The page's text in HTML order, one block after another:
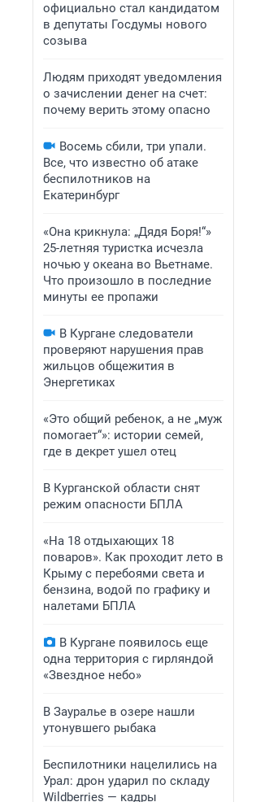
официально стал кандидатом
в депутаты Госдумы нового
созыва
Людям приходят уведомления
о зачислении денег на счет:
почему верить этому опасно
Восемь сбили, три упали.
Все, что известно об атаке
беспилотников на
Екатеринбург
«Она крикнула: „Дядя Боря!“»
25-летняя туристка исчезла
ночью у океана во Вьетнаме.
Что произошло в последние
минуты ее пропажи
В Кургане следователи
проверяют нарушения прав
жильцов общежития в
Энергетиках
«Это общий ребенок, а не „муж
помогает“»: истории семей,
где в декрет ушел отец
В Курганской области снят
режим опасности БПЛА
«На 18 отдыхающих 18
поваров». Как проходит лето в
Крыму с перебоями света и
бензина, водой по графику и
налетами БПЛА
В Кургане появилось еще
одна территория с гирляндой
«Звездное небо»
В Зауралье в озере нашли
утонувшего рыбака
Беспилотники нацелились на
Урал: дрон ударил по складу
Wildberries — кадры